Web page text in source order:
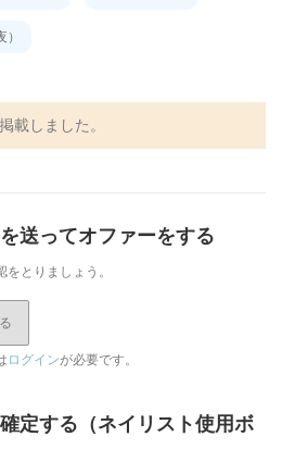
載しました。
送ってオファーをする
とりましょう。
ログインが必要です。
定する（ネイリスト使用ボ